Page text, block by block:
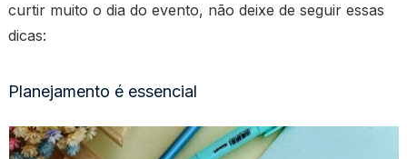
curtir muito o dia do evento, não deixe de seguir essas
dicas:
Planejamento é essencial